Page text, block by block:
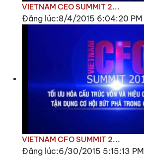
VIETNAM CEO SUMMIT 2...
Đăng lúc:8/4/2015 6:04:20 PM
VIETNAM CFO SUMMIT 2...
Đăng lúc:6/30/2015 5:15:13 PM